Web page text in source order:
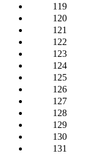
119
120
121
122
123
124
125
126
127
128
129
130
131